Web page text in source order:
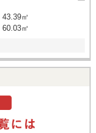
43.39㎡
60.03㎡